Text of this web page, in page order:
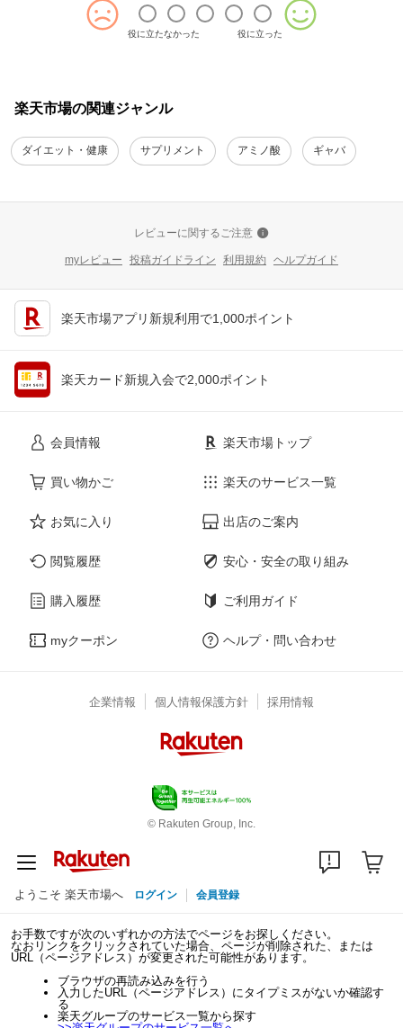
役に立たなかった 役に立った
楽天市場の関連ジャンル
ダイエット・健康 サプリメント アミノ酸 ギャバ
レビューに関するご注意
myレビュー 投稿ガイドライン 利用規約 ヘルプガイド
楽天市場アプリ新規利用で1,000ポイント
楽天カード新規入会で2,000ポイント
会員情報
買い物かご
お気に入り
閲覧履歴
購入履歴
myクーポン
楽天市場トップ
楽天のサービス一覧
出店のご案内
安心・安全の取り組み
ご利用ガイド
ヘルプ・問い合わせ
企業情報 個人情報保護方針 採用情報
© Rakuten Group, Inc.
ようこそ 楽天市場へ ログイン 会員登録
お手数ですが次のいずれかの方法でページをお探しください。
なおリンクをクリックされていた場合、ページが削除された、または
URL（ページアドレス）が変更された可能性があります。
ブラウザの再読み込みを行う
入力したURL（ページアドレス）にタイプミスがないか確認す
る
楽天グループのサービス一覧から探す